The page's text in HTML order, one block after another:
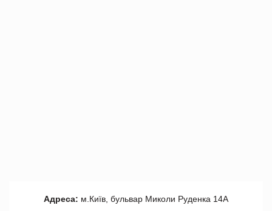
Адреса: м.Київ, бульвар Миколи Руденка 14А